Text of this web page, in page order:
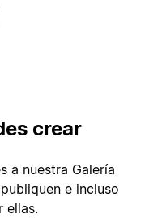
crear
a nuestra Galería
e incluso
ellas.